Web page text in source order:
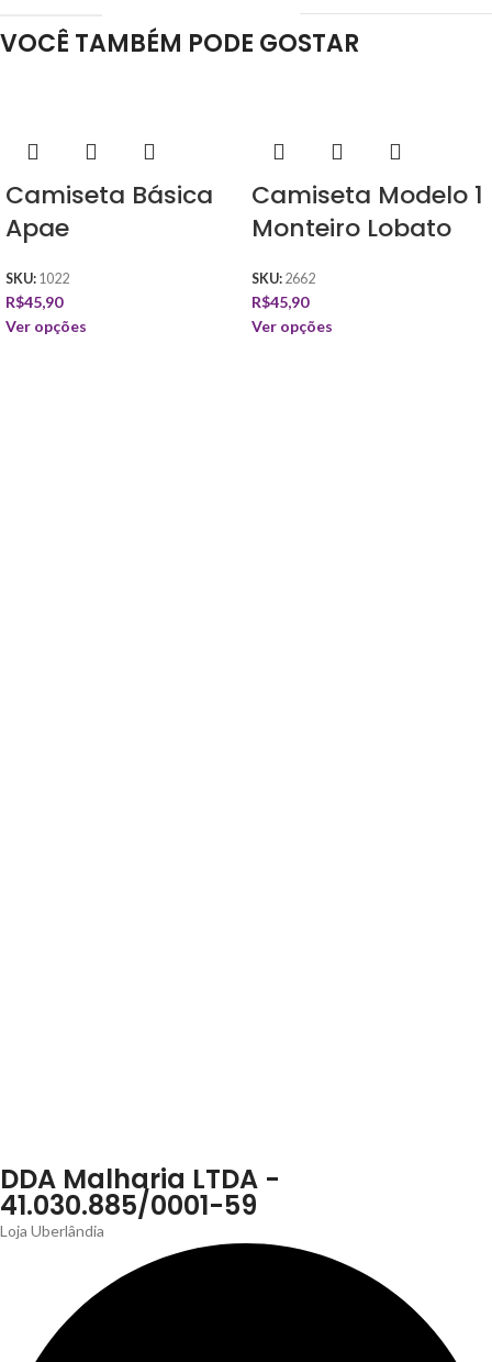
VOCÊ TAMBÉM PODE GOSTAR
Camiseta Básica
Apae
SKU: 1022
R$45,90
Ver opções
Camiseta Modelo 1
Monteiro Lobato
SKU: 2662
R$45,90
Ver opções
DDA Malharia LTDA -
41.030.885/0001-59
Loja Uberlândia